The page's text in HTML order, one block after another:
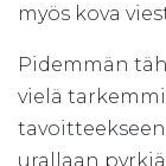
myös kova
Pidemmän
vielä
urallaan pyrkiä.